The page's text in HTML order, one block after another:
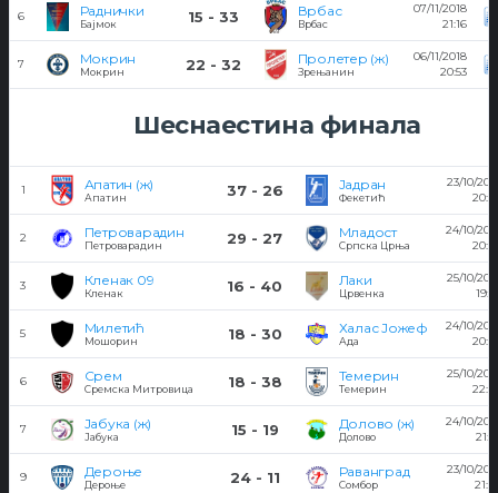
6 Раднички
Бајмок 15 - 33 Врбас
Врбас
07/11/2018
21:16
7 Мокрин
Мокрин 22 - 32 Пролетер (ж)
Зрењанин
06/11/2018
20:53
Шеснаестина финала
1 Апатин (ж)
Апатин 37 - 26 Јадран
Фекетић
23/10/
2 Петроварадин
Петроварадин 29 - 27 Младост
Српска Црња
24/10/
3 Кленак 09
Кленак 16 - 40 Лаки
Црвенка
25/10/
5 Милетић
Мошорин 18 - 30 Халас Јожеф
Ада
24/10/
6 Срем
Сремска Митровица 18 - 38 Темерин
Темерин
25/10/
7 Јабука (ж)
Јабука 15 - 19 Долово (ж)
Долово
24/10/
9 Дероње
Дероње 24 - 11 Раванград
Сомбор
23/10/